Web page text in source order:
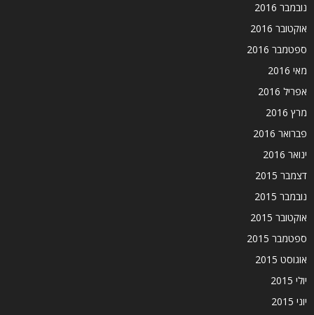
נובמבר 2016
אוקטובר 2016
ספטמבר 2016
מאי 2016
אפריל 2016
מרץ 2016
פברואר 2016
ינואר 2016
דצמבר 2015
נובמבר 2015
אוקטובר 2015
ספטמבר 2015
אוגוסט 2015
יולי 2015
יוני 2015